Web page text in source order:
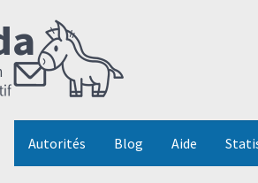
Autorités Blog Aide